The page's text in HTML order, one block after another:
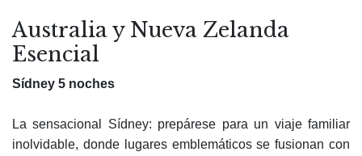
Australia y Nueva Zelanda
Esencial
Sídney 5 noches
La sensacional Sídney: prepárese para un viaje familiar
inolvidable, donde lugares emblemáticos se fusionan con